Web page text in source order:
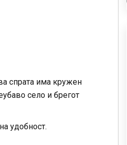
спрата има кружен
село и брегот
удобност.